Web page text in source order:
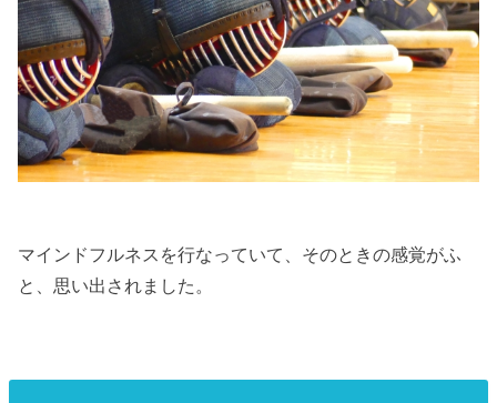
マインドフルネスを行なっていて、そのときの感覚がふ
と、思い出されました。